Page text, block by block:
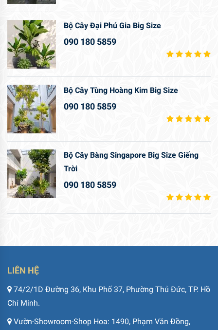
Bộ Cây Đại Phú Gia Big Size
090 180 5859
Bộ Cây Tùng Hoàng Kim Big Size
090 180 5859
Bộ Cây Bàng Singapore Big Size Giếng
Trời
090 180 5859
LIÊN HỆ
74/2/1D Đường 36, Khu Phố 37, Phường Thủ Đức, TP. Hồ
Chí Minh.
Vườn-Showroom-Shop Hoa: 1490, Phạm Văn Đồng,